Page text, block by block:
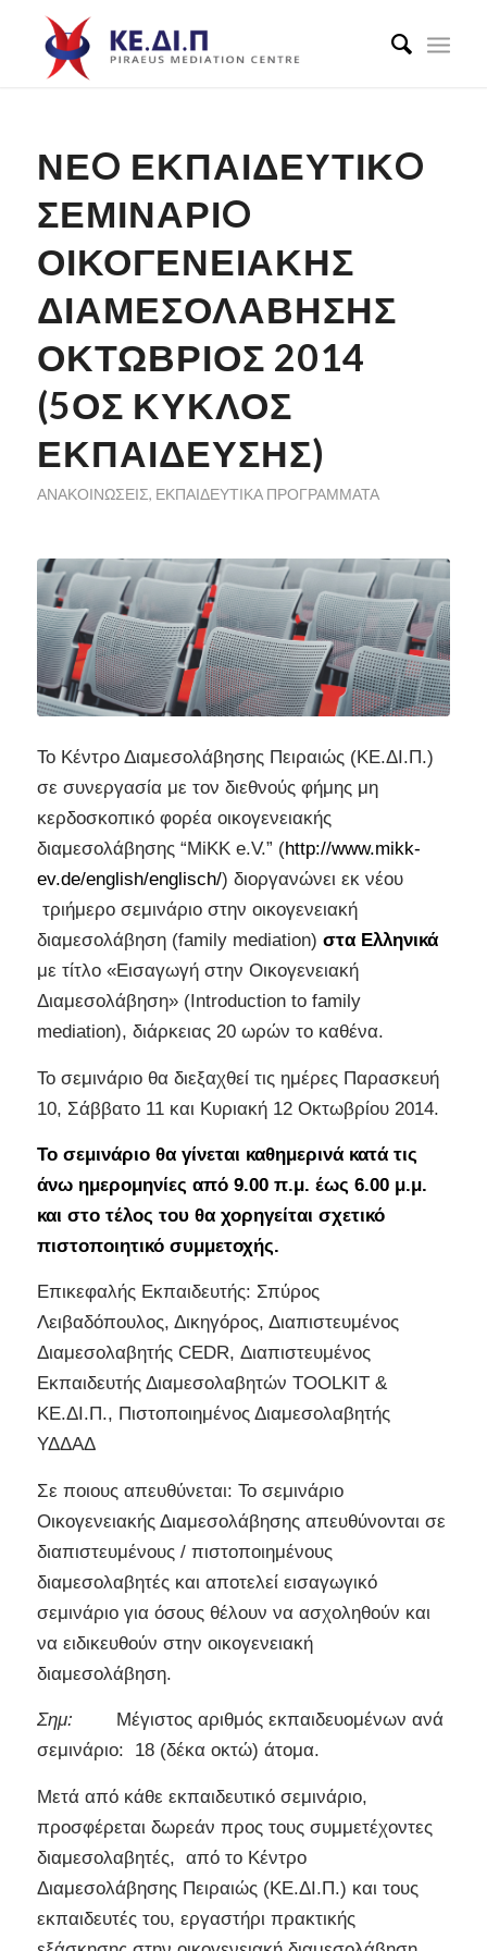
ΝΕO ΕΚΠΑΙΔΕΥΤΙΚO
ΣΕΜΙΝΑΡΙO
ΟΙΚΟΓΕΝΕΙΑΚΗΣ
ΔΙΑΜΕΣΟΛΑΒΗΣΗΣ
ΟΚΤΏΒΡΙΟΣ 2014
(5ΟΣ ΚΎΚΛΟΣ
ΕΚΠΑΊΔΕΥΣΗΣ)
ΑΝΑΚΟΙΝΏΣΕΙΣ, ΕΚΠΑΙΔΕΥΤΙΚΆ ΠΡΟΓΡΆΜΜΑΤΑ
Το Κέντρο Διαμεσολάβησης Πειραιώς (ΚΕ.ΔΙ.Π.)
σε συνεργασία με τον διεθνούς φήμης μη
κερδοσκοπικό φορέα οικογενειακής
διαμεσολάβησης “MiΚΚ e.V.” (http://www.mikk-
ev.de/english/englisch/) διοργανώνει εκ νέου
τριήμερο σεμινάριο στην οικογενειακή
διαμεσολάβηση (family mediation) στα Ελληνικά
με τίτλο «Εισαγωγή στην Οικογενειακή
Διαμεσολάβηση» (Introduction to family
mediation), διάρκειας 20 ωρών το καθένα.
Το σεμινάριο θα διεξαχθεί τις ημέρες Παρασκευή
10, Σάββατο 11 και Κυριακή 12 Οκτωβρίου 2014.
Το σεμινάριο θα γίνεται καθημερινά κατά τις
άνω ημερομηνίες από 9.00 π.μ. έως 6.00 μ.μ.
και στο τέλος του θα χορηγείται σχετικό
πιστοποιητικό συμμετοχής.
Επικεφαλής Εκπαιδευτής: Σπύρος
Λειβαδόπουλος, Δικηγόρος, Διαπιστευμένος
Διαμεσολαβητής CEDR, Διαπιστευμένος
Εκπαιδευτής Διαμεσολαβητών TOOLKIT &
ΚΕ.ΔΙ.Π., Πιστοποιημένος Διαμεσολαβητής
ΥΔΔΑΔ
Σε ποιους απευθύνεται: Το σεμινάριο
Οικογενειακής Διαμεσολάβησης απευθύνονται σε
διαπιστευμένους / πιστοποιημένους
διαμεσολαβητές και αποτελεί εισαγωγικό
σεμινάριο για όσους θέλουν να ασχοληθούν και
να ειδικευθούν στην οικογενειακή
διαμεσολάβηση.
Σημ:
Μέγιστος αριθμός εκπαιδευομένων ανά
σεμινάριο: 18 (δέκα οκτώ) άτομα.
Μετά από κάθε εκπαιδευτικό σεμινάριο,
προσφέρεται δωρεάν προς τους συμμετέχοντες
διαμεσολαβητές, από το Κέντρο
Διαμεσολάβησης Πειραιώς (ΚΕ.ΔΙ.Π.) και τους
εκπαιδευτές του, εργαστήρι πρακτικής